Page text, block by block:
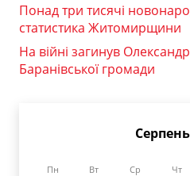
Понад три тисячі
статистика Житомирщини
На війні загинув
Баранівської громади
Пн Вт Ср Чт